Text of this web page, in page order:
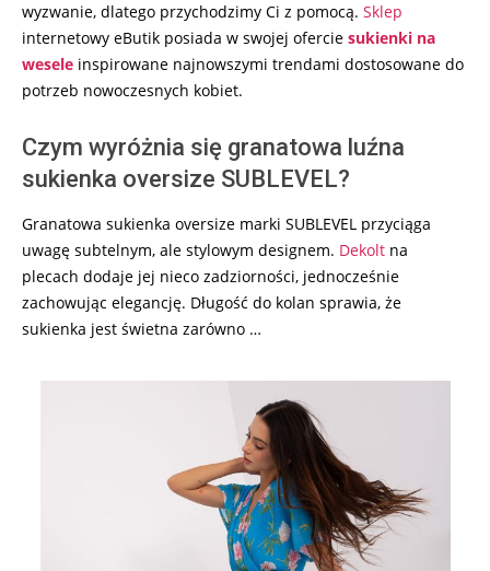
wyzwanie, dlatego przychodzimy Ci z pomocą. Sklep
internetowy eButik posiada w swojej ofercie sukienki na
wesele inspirowane najnowszymi trendami dostosowane do
potrzeb nowoczesnych kobiet.
Czym wyróżnia się granatowa luźna
sukienka oversize SUBLEVEL?
Granatowa sukienka oversize marki SUBLEVEL przyciąga
uwagę subtelnym, ale stylowym designem. Dekolt na
plecach dodaje jej nieco zadziorności, jednocześnie
zachowując elegancję. Długość do kolan sprawia, że
sukienka jest świetna zarówno …